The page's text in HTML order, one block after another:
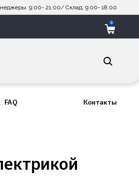
9:00- 21:00/ Склад: 9:00- 18:00
0
FAQ Контакты